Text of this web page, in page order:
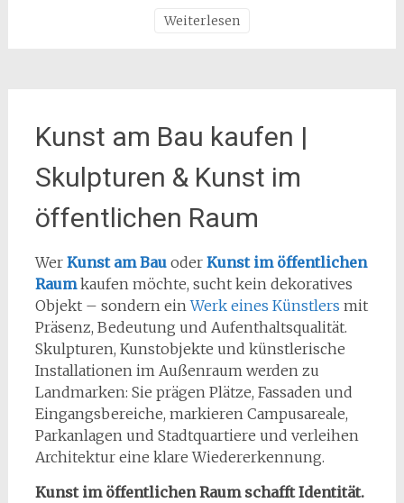
Weiterlesen
Kunst am Bau kaufen |
Skulpturen & Kunst im
öffentlichen Raum
Wer Kunst am Bauoder Kunst im öffentlichen
Raumkaufen möchte, sucht kein dekoratives
Objekt – sondern einWerk eines Künstlers mit
Präsenz, Bedeutung und Aufenthaltsqualität.
Skulpturen, Kunstobjekte und künstlerische
Installationen im Außenraum werden zu
Landmarken: Sie prägen Plätze, Fassaden und
Eingangsbereiche, markieren Campusareale,
Parkanlagen und Stadtquartiere und verleihen
Architektur eine klare Wiedererkennung.
Kunst im öffentlichen Raum schafft Identität.